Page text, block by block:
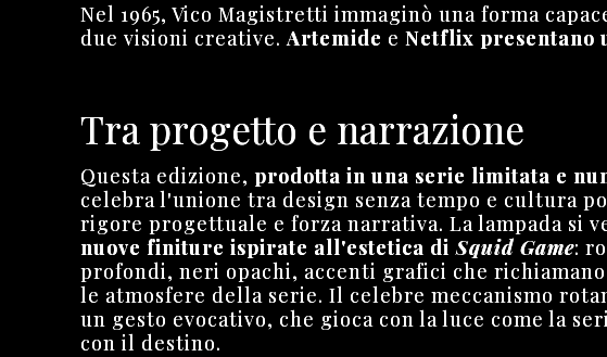
Nel 1965, Vico Magistretti immaginò una forma
due visioni creative.Artemide e Netflix presentano
Tra progetto e narrazione
Questa edizione, prodotta in una serie limitata e
celebra l'unione tra design senza tempo e cultura
rigore progettuale e forza narrativa. La lampada si
nuove finiture ispirate all'estetica di Squid Game:
profondi, neri opachi, accenti grafici che
le atmosfere della serie. Il celebre meccanismo
un gesto evocativo, che gioca con la luce come la
con il destino.